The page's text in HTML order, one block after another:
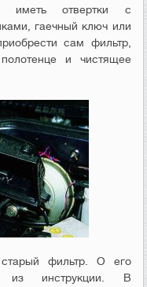
иметь отвертки с
гаечный ключ или
сам фильтр,
и чистящее
старый фильтр. О его
из инструкции. В